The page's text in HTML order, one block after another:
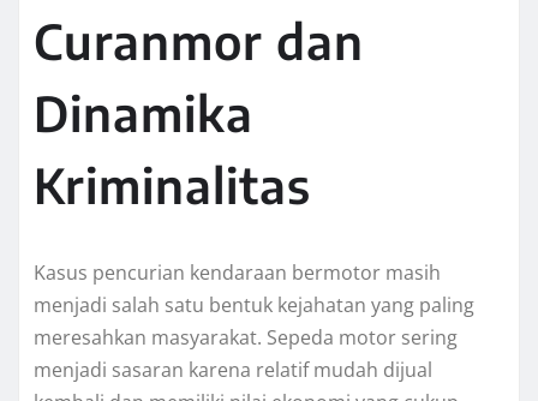
Curanmor dan
Dinamika
Kriminalitas
Kasus pencurian kendaraan bermotor masih
menjadi salah satu bentuk kejahatan yang paling
meresahkan masyarakat. Sepeda motor sering
menjadi sasaran karena relatif mudah dijual